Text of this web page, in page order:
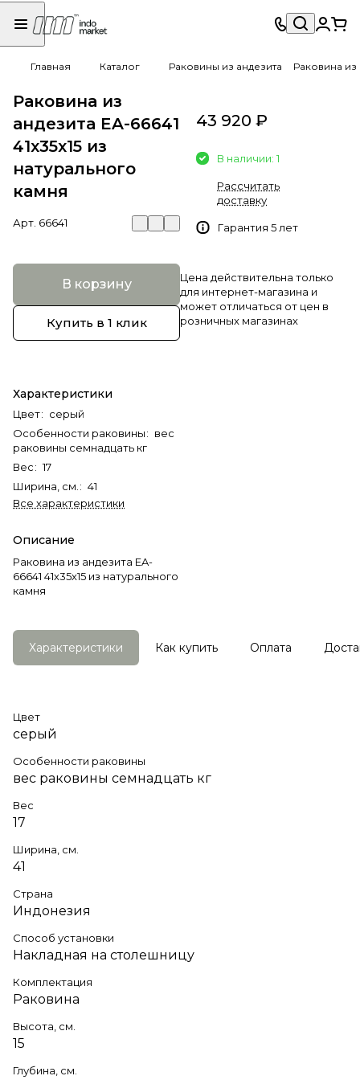
Главная Каталог Раковины из андезита Раковина из
Раковина из
андезита EA-66641
41х35х15 из
натурального
камня
Арт. 66641
В корзину
Купить в 1 клик
Характеристики
Цвет: серый
Особенности раковины: вес
раковины семнадцать кг
Вес: 17
Ширина, см. : 41
Все характеристики
Описание
Раковина из андезита EA-
66641 41х35х15 из натурального
камня
43 920 ₽
В наличии: 1
Рассчитать
доставку
Гарантия 5 лет
Цена действительна только
для интернет-магазина и
может отличаться от цен в
розничных магазинах
Характеристики Как купить Оплата
Цвет
серый
Особенности раковины
вес раковины семнадцать кг
Вес
17
Ширина, см.
41
Страна
Индонезия
Способ установки
Накладная на столешницу
Комплектация
Раковина
Высота, см.
15
Глубина, см.